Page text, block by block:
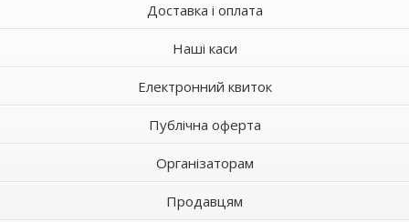
Доставка і оплата
Наші каси
Електронний квиток
Публічна оферта
Організаторам
Продавцям